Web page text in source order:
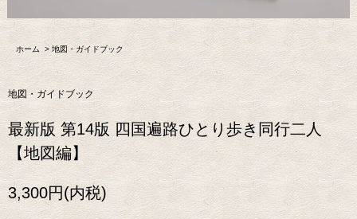
ホーム >地図・ガイドブック
地図・ガイドブック
最新版 第14版 四国遍路ひとり歩き同行二人
【地図編】
3,300円(内税)